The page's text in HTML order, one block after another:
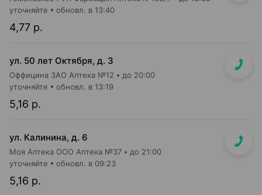
4,77 р.
уточняйте обновл. в 13:40
ул. 50 лет Октября, д. 3
Оффицина ЗАО Аптека №12 до 20:00
5,16 р.
уточняйте обновл. в 13:19
ул. Калинина, д. 6
Моя Аптека ООО Аптека №37 до 21:00
5,16 р.
уточняйте обновл. в 09:23